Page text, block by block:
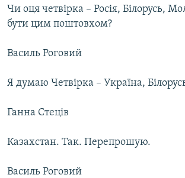
Чи оця четвірка – Росія, Білорусь,
бути цим поштовхом?
Василь Роговий
Я думаю Четвірка – Україна,
Ганна Стеців
Казахстан. Так. Перепрошую.
Василь Роговий